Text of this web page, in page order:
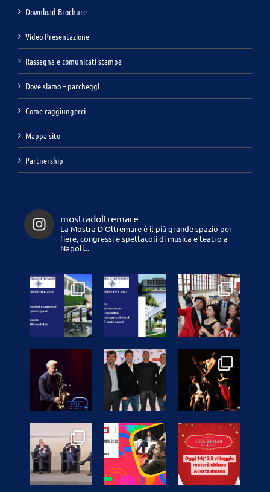
Download Brochure
Video Presentazione
Rassegna e comunicati stampa
Dove siamo – parcheggi
Come raggiungerci
Mappa sito
Partnership
mostradoltremare
La Mostra D'Oltremare è il più grande spazio per
fiere, congressi e spettacoli di musica e teatro a
Napoli...